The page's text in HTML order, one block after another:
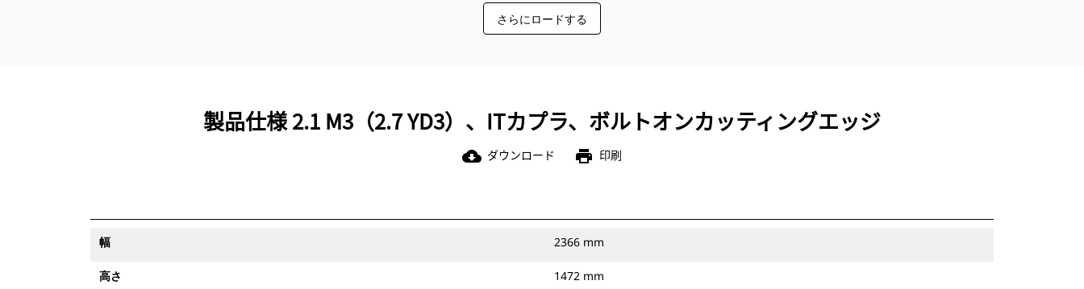
さらにロードする
製品仕様 2.1 M3（2.7 YD3）、ITカプラ、ボルトオンカッティングエッジ
cloud_download ダウンロード print 印刷
幅 2366 mm
高さ 1472 mm